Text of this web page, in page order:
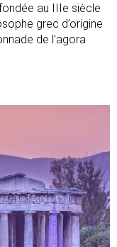
au IIIe siècle
grec d’origine
de l’agora